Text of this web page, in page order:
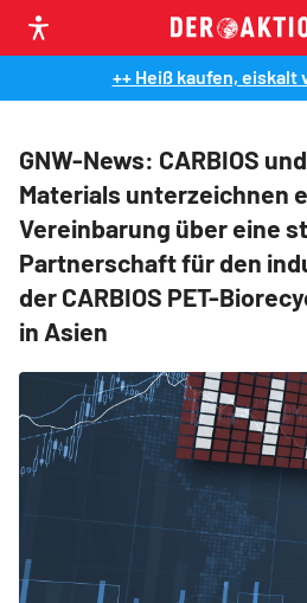
++ Heiß kaufen, eiskalt
GNW-News: CARBIOS
Materials unterzeichnen
Vereinbarung über eine
Partnerschaft für den
der CARBIOS PET-
in Asien